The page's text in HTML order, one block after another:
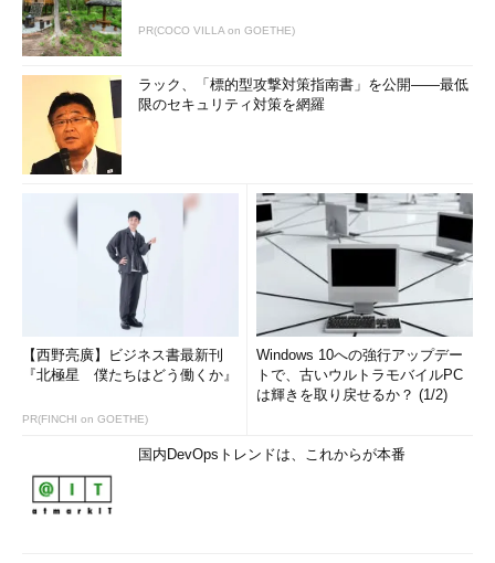
PR(COCO VILLA on GOETHE)
ラック、「標的型攻撃対策指南書」を公開――最低
限のセキュリティ対策を網羅
【西野亮廣】ビジネス書最新刊
『北極星 僕たちはどう働くか』
PR(FINCHI on GOETHE)
Windows 10への強行アップデー
トで、古いウルトラモバイルPC
は輝きを取り戻せるか？ (1/2)
国内DevOpsトレンドは、これからが本番